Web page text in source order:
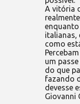
A vitória
italianas,
como
um
do que
fazando
devesse
Giovanni